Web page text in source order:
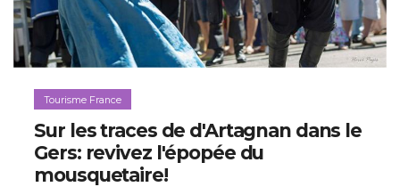
Tourisme France
Sur les traces de d'Artagnan dans le
Gers: revivez l'épopée du
mousquetaire!